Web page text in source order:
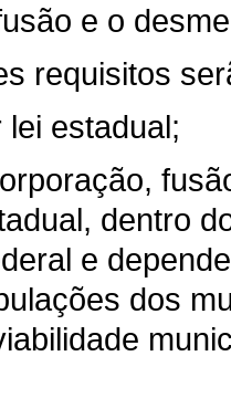
e o
requisitos
estadual;
dentro
e
dos